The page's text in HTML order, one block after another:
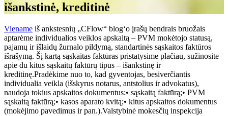
išankstinė, kreditinė
Viename iš ankstesnių „CFlow“ blog‘o įrašų bendrais bruožais
aptarėme individualios veiklos apskaitą – PVM mokėtojo statusą,
pajamų ir išlaidų žurnalo pildymą, standartinės sąskaitos faktūros
išrašymą. Šį kartą sąskaitas faktūras pristatysime plačiau, sužinosite
apie du kitus sąskaitų faktūrų tipus – išankstinę ir
kreditinę.Pradėkime nuo to, kad gyventojas, besiverčiantis
individualia veikla (išskyrus notarus, antstolius ir advokatus),
naudoja tokius apskaitos dokumentus:• sąskaitą faktūrą;• PVM
sąskaitą faktūrą;• kasos aparato kvitą;• kitus apskaitos dokumentus
(mokėjimo pavedimus ir pan.).Valstybinė mokesčių inspekcija